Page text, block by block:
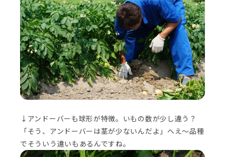
↓アンドーバーも球形が特徴。いもの数が少し違う？
「そう、アンドーバーは茎が少ないんだよ」へえ～品種
でそういう違いもあるんですね。